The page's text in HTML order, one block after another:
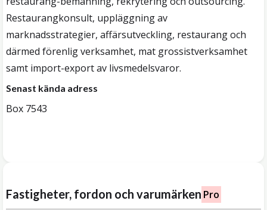
Restaurangkonsult, uppläggning av
marknadsstrategier, affärsutveckling, restaurang och
därmed förenlig verksamhet, mat grossistverksamhet
samt import-export av livsmedelsvaror.
Senast kända adress
Box 7543
Fastigheter, fordon och varumärken Pro